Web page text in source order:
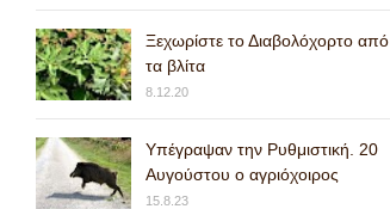
Ξεχωρίστε το Διαβολόχορτο από
τα βλίτα
8.12.20
Υπέγραψαν την Ρυθμιστική. 20
Αυγούστου ο αγριόχοιρος
15.8.23